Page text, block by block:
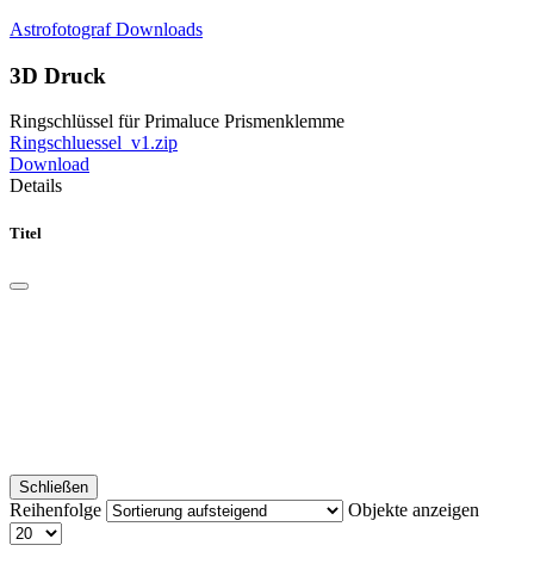
Astrofotograf Downloads
3D Druck
Ringschlüssel für Primaluce Prismenklemme
Ringschluessel_v1.zip
Download
Details
Titel
Schließen
Reihenfolge Objekte anzeigen